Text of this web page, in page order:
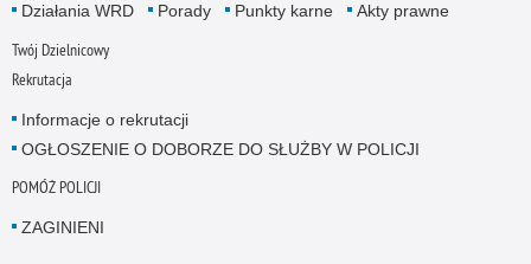
Działania WRD Porady Punkty karne Akty prawne
Twój Dzielnicowy
Rekrutacja
Informacje o rekrutacji
OGŁOSZENIE O DOBORZE DO SŁUŻBY W POLICJI
POMÓŻ POLICJI
ZAGINIENI